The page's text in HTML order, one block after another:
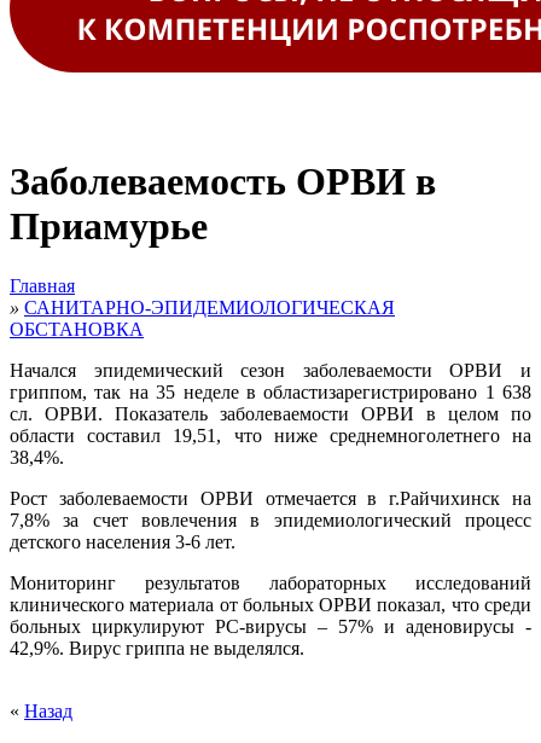
Заболеваемость ОРВИ в
Приамурье
Главная
» САНИТАРНО-ЭПИДЕМИОЛОГИЧЕСКАЯ
ОБСТАНОВКА
Начался эпидемический сезон заболеваемости ОРВИ и
гриппом, так на 35 неделе в областизарегистрировано 1 638
сл. ОРВИ. Показатель заболеваемости ОРВИ в целом по
области составил 19,51, что ниже среднемноголетнего на
38,4%.
Рост заболеваемости ОРВИ отмечается в г.Райчихинск на
7,8% за счет вовлечения в эпидемиологический процесс
детского населения 3-6 лет.
Мониторинг результатов лабораторных исследований
клинического материала от больных ОРВИ показал, что среди
больных циркулируют РС-вирусы – 57% и аденовирусы -
42,9%. Вирус гриппа не выделялся.
« Назад